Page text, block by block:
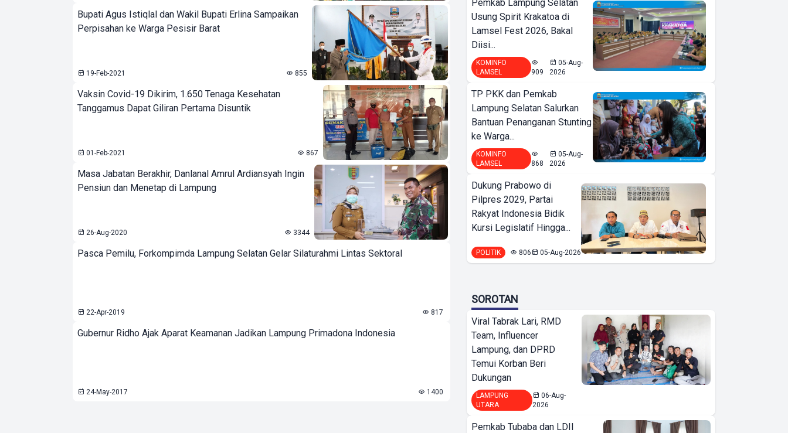
Bupati Agus Istiqlal dan Wakil Bupati Erlina Sampaikan
Perpisahan ke Warga Pesisir Barat
19-Feb-2021 855
Vaksin Covid-19 Dikirim, 1.650 Tenaga Kesehatan
Tanggamus Dapat Giliran Pertama Disuntik
01-Feb-2021 867
Masa Jabatan Berakhir, Danlanal Amrul Ardiansyah Ingin
Pensiun dan Menetap di Lampung
26-Aug-2020 3344
Pasca Pemilu, Forkompimda Lampung Selatan Gelar Silaturahmi Lintas Sektoral
22-Apr-2019 817
Gubernur Ridho Ajak Aparat Keamanan Jadikan Lampung Primadona Indonesia
24-May-2017 1400
Pemkab Lampung Selatan
Usung Spirit Krakatoa di
Lamsel Fest 2026, Bakal
Diisi...
KOMINFO
LAMSEL
909
05-Aug-
2026
TP PKK dan Pemkab
Lampung Selatan Salurkan
Bantuan Penanganan Stunting
ke Warga...
KOMINFO
LAMSEL
868
05-Aug-
2026
Dukung Prabowo di
Pilpres 2029, Partai
Rakyat Indonesia Bidik
Kursi Legislatif Hingga...
POLITIK 806 05-Aug-2026
SOROTAN
Viral Tabrak Lari, RMD
Team, Influencer
Lampung, dan DPRD
Temui Korban Beri
Dukungan
LAMPUNG
UTARA
06-Aug-
2026
Pemkab Tubaba dan LDII